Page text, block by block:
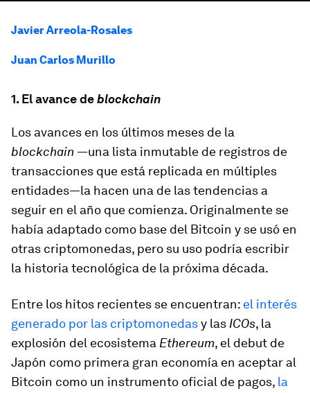
Javier Arreola-Rosales
Juan Carlos Murillo
1. El avance deblockchain
Los avances en los últimos meses de la
blockchain —una lista inmutable de registros de
transacciones que está replicada en múltiples
entidades—la hacen una de las tendencias a
seguir en el año que comienza. Originalmente se
había adaptado como base del Bitcoin y se usó en
otras criptomonedas, pero su uso podría escribir
la historia tecnológica de la próxima década.
Entre los hitos recientes se encuentran: el interés
generado por las criptomonedasy las ICOs, la
explosión del ecosistema Ethereum, el debut de
Japón como primera gran economía en aceptar al
Bitcoin como un instrumento oficial de pagos, la